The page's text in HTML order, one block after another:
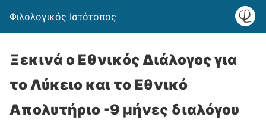
Φιλολογικός Ιστότοπος
Ξεκινά ο Εθνικός Διάλογος για
το Λύκειο και το Εθνικό
Απολυτήριο -9 μήνες διαλόγου